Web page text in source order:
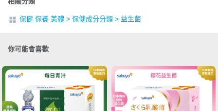
保健 保養 美體 > 保健成分分類 > 益生菌
你可能會喜歡